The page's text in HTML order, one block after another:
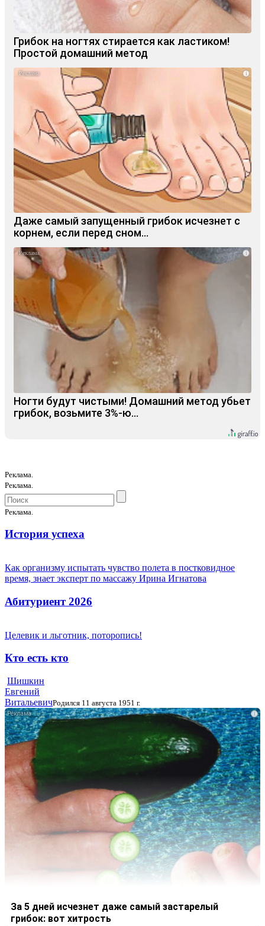
Грибок на ногтях стирается как ластиком!
Простой домашний метод
i
Даже самый запущенный грибок исчезнет с
корнем, если перед сном…
i
Ногти будут чистыми! Домашний метод убьет
грибок, возьмите 3%-ю…
Реклама.
Реклама.
Реклама.
История успеха
Как организму испытать чувство полета в постковидное
время, знает эксперт по массажу Ирина Игнатова
Абитуриент 2026
Целевик и льготник, поторопись!
Кто есть кто
Шишкин
Евгений
ВитальевичРодился 11 августа 1951 г.
i
За 5 дней исчезнет даже самый застарелый
грибок: вот хитрость